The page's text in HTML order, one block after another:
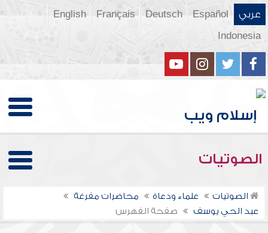
عربي Español
Deutsch
Français
English
Indonesia
الصوتيات
الصوتيات علماء ودعاة
محاضرات مفرغة
عبد الحي يوسف
صفحة الفهرس